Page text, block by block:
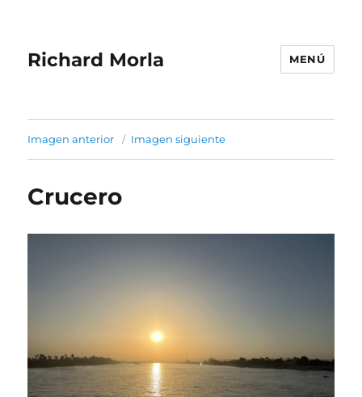
Richard Morla MENÚ
Imagen anterior Imagen siguiente
Crucero